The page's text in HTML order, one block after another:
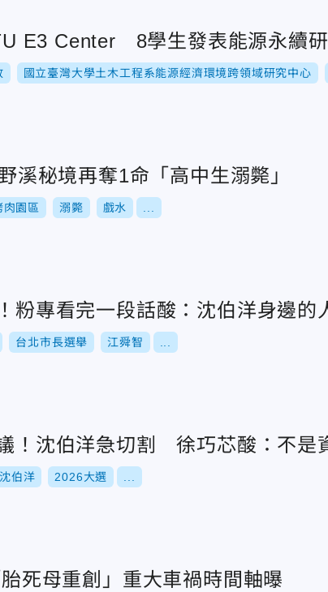
E3 Center 8學生發表能源永續
國立臺灣大學土木工程系能源經濟環境跨領域研究中心
溪秘境再奪1命「高中生溺斃」
肉園區 溺斃 戲水
粉專看完一段話酸：沈伯洋身邊的
台北市長選舉 江舜智
！沈伯洋急切割 徐巧芯酸：不是
沈伯洋 2026大選
死母重創」重大車禍時間軸曝